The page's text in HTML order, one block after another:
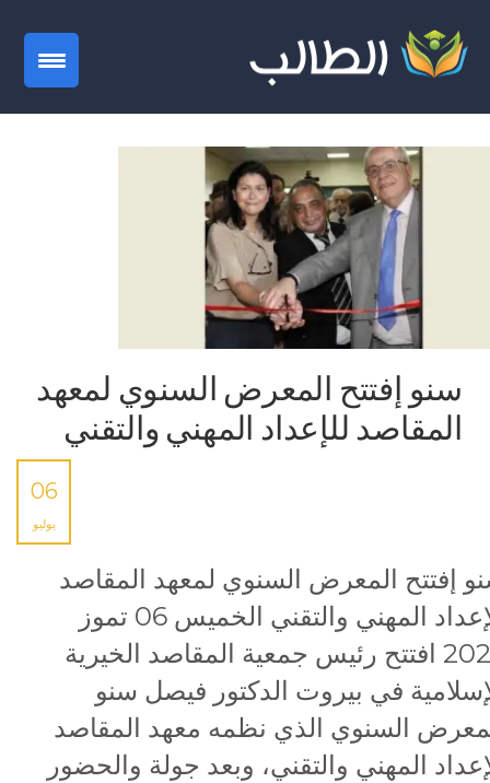
سنو إفتتح المعرض السنوي لمعهد
المقاصد للإعداد المهني والتقني
06
يوليو
إفتتح المعرض السنوي لمعهد المقاصد
للإعداد المهني والتقني الخميس 06 تموز
2023 افتتح رئيس جمعية المقاصد الخيرية
في بيروت الدكتور فيصل سنو
السنوي الذي نظمه معهد المقاصد
المهني والتقني، وبعد جولة والحضور